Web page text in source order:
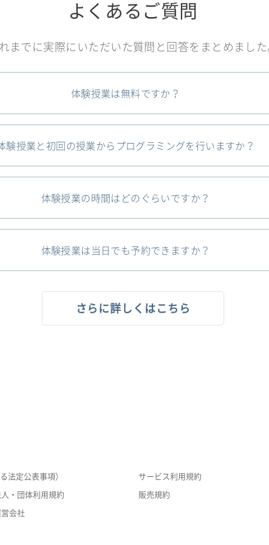
よくあるご質問
までに実際にいただいた質問と回答をまとめまし
体験授業は無料ですか？
験授業と初回の授業からプログラミングを行いますか？
体験授業の時間はどのぐらいですか？
体験授業は当日でも予約できますか？
さらに詳しくはこちら
法定公表事項） サービス利用規約
・団体利用規約 販売規約
会社